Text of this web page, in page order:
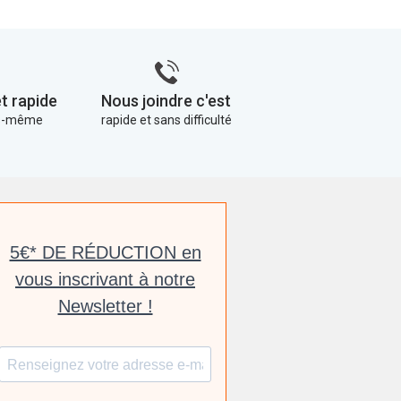
rapide
même
Nous joindre c'est
rapide et sans difficulté